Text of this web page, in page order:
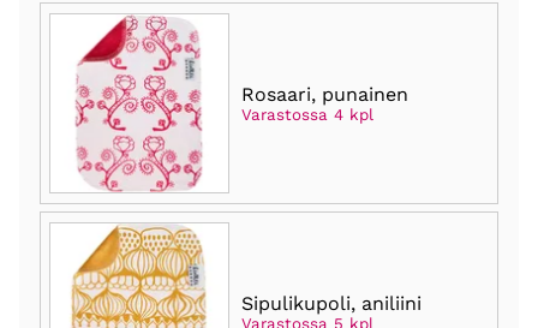
Rosaari, punainen
Varastossa 4 kpl
Sipulikupoli, aniliini
Varastossa 5 kpl